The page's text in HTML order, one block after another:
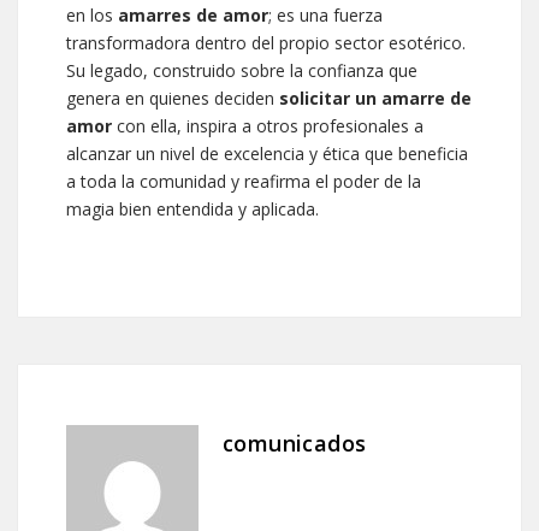
en los amarres de amor; es una fuerza
transformadora dentro del propio sector esotérico.
Su legado, construido sobre la confianza que
genera en quienes deciden solicitar un amarre de
amor con ella, inspira a otros profesionales a
alcanzar un nivel de excelencia y ética que beneficia
a toda la comunidad y reafirma el poder de la
magia bien entendida y aplicada.
comunicados